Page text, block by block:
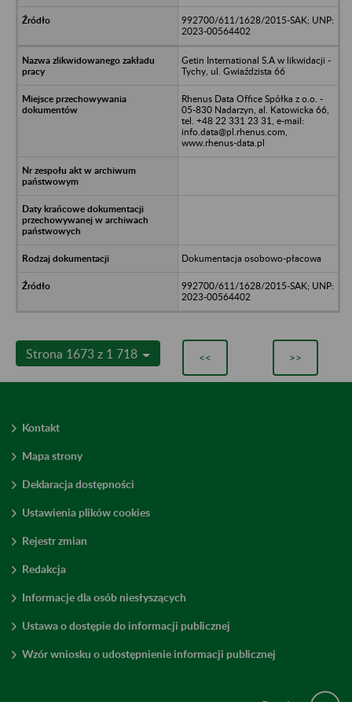
992700/611/1628/2015-SAK; UNP:
2023-00564402
Getin International S.A w likwidacji -
Tychy, ul. Gwiaździsta 66
Rhenus Data Office Spółka z o.o. -
05-830 Nadarzyn, al. Katowicka 66,
tel. +48 22 331 23 31, e-mail:
info.data@pl.rhenus.com,
www.rhenus-data.pl
Dokumentacja osobowo-płacowa
992700/611/1628/2015-SAK; UNP:
2023-00564402
Strona 1673 z 1 718 << >>
Kontakt
Mapa strony
Deklaracja dostępności
Ustawienia plików cookies
Rejestr zmian
Redakcja
Informacje dla osób niesłyszących
Ustawa o dostępie do informacji publicznej
Wzór wniosku o udostępnienie informacji publicznej